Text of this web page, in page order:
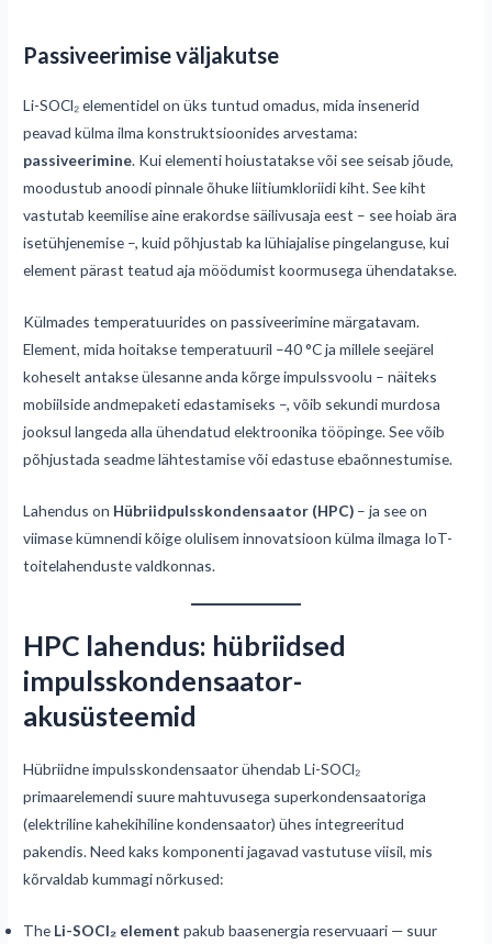
Passiveerimise väljakutse
Li-SOCl₂ elementidel on üks tuntud omadus, mida insenerid
peavad külma ilma konstruktsioonides arvestama:
passiveerimine. Kui elementi hoiustatakse või see seisab jõude,
moodustub anoodi pinnale õhuke liitiumkloriidi kiht. See kiht
vastutab keemilise aine erakordse säilivusaja eest – see hoiab ära
isetühjenemise –, kuid põhjustab ka lühiajalise pingelanguse, kui
element pärast teatud aja möödumist koormusega ühendatakse.
Külmades temperatuurides on passiveerimine märgatavam.
Element, mida hoitakse temperatuuril –40 °C ja millele seejärel
koheselt antakse ülesanne anda kõrge impulssvoolu – näiteks
mobiilside andmepaketi edastamiseks –, võib sekundi murdosa
jooksul langeda alla ühendatud elektroonika tööpinge. See võib
põhjustada seadme lähtestamise või edastuse ebaõnnestumise.
Lahendus on Hübriidpulsskondensaator (HPC) – ja see on
viimase kümnendi kõige olulisem innovatsioon külma ilmaga IoT-
toitelahenduste valdkonnas.
HPC lahendus: hübriidsed
impulsskondensaator-
akusüsteemid
Hübriidne impulsskondensaator ühendab Li-SOCl₂
primaarelemendi suure mahtuvusega superkondensaatoriga
(elektriline kahekihiline kondensaator) ühes integreeritud
pakendis. Need kaks komponenti jagavad vastutuse viisil, mis
kõrvaldab kummagi nõrkused:
The Li-SOCl₂ element pakub baasenergia reservuaari — suur